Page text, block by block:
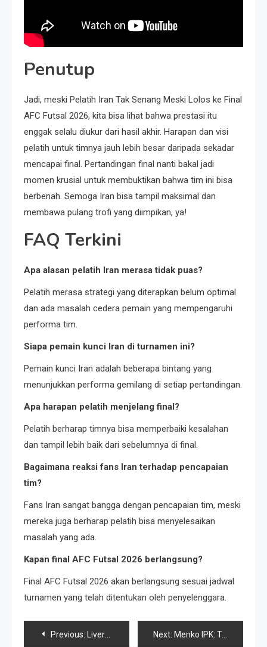
Penutup
Jadi, meski Pelatih Iran Tak Senang Meski Lolos ke Final
AFC Futsal 2026, kita bisa lihat bahwa prestasi itu
enggak selalu diukur dari hasil akhir. Harapan dan visi
pelatih untuk timnya jauh lebih besar daripada sekadar
mencapai final. Pertandingan final nanti bakal jadi
momen krusial untuk membuktikan bahwa tim ini bisa
berbenah. Semoga Iran bisa tampil maksimal dan
membawa pulang trofi yang diimpikan, ya!
FAQ Terkini
Apa alasan pelatih Iran merasa tidak puas?
Pelatih merasa strategi yang diterapkan belum optimal
dan ada masalah cedera pemain yang mempengaruhi
performa tim.
Siapa pemain kunci Iran di turnamen ini?
Pemain kunci Iran adalah beberapa bintang yang
menunjukkan performa gemilang di setiap pertandingan.
Apa harapan pelatih menjelang final?
Pelatih berharap timnya bisa memperbaiki kesalahan
dan tampil lebih baik dari sebelumnya di final.
Bagaimana reaksi fans Iran terhadap pencapaian
tim?
Fans Iran sangat bangga dengan pencapaian tim, meski
mereka juga berharap pelatih bisa menyelesaikan
masalah yang ada.
Kapan final AFC Futsal 2026 berlangsung?
Final AFC Futsal 2026 akan berlangsung sesuai jadwal
turnamen yang telah ditentukan oleh penyelenggara.
PostPrevious: Liverpool to pay at least £2.8m for Rio Ngumoha Next: Menko IPK: Transformasi Transmigrasi Instrumen Strategis Pembangunan